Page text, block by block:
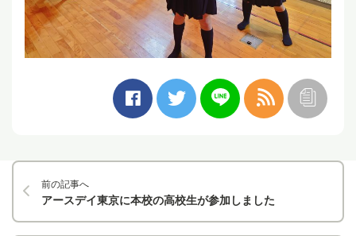
前の記事へ
アースデイ東京に本校の高校生が参加しました